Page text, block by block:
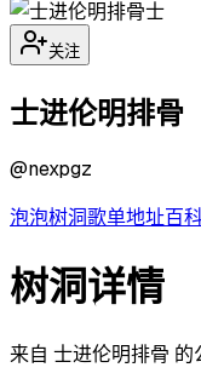
士
关注
士进伦明排骨
@nexpgz
泡泡树洞歌单地址百
树洞详情
来自 士进伦明排骨 的